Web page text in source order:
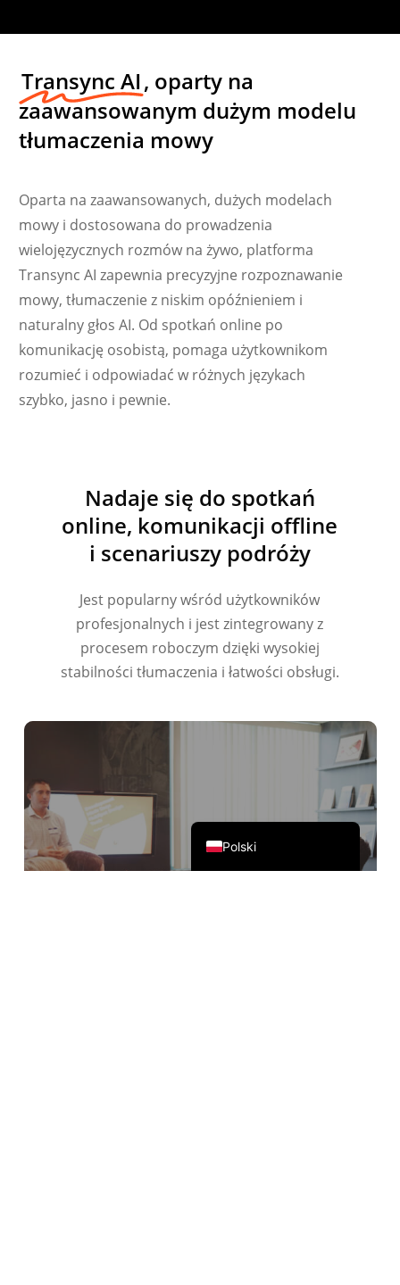
Transync AI, oparty na
zaawansowanym dużym modelu
tłumaczenia mowy
Oparta na zaawansowanych, dużych modelach
mowy i dostosowana do prowadzenia
wielojęzycznych rozmów na żywo, platforma
Transync AI zapewnia precyzyjne rozpoznawanie
mowy, tłumaczenie z niskim opóźnieniem i
naturalny głos AI. Od spotkań online po
komunikację osobistą, pomaga użytkownikom
rozumieć i odpowiadać w różnych językach
szybko, jasno i pewnie.
Nadaje się do spotkań
online, komunikacji offline
i scenariuszy podróży
Jest popularny wśród użytkowników
profesjonalnych i jest zintegrowany z
procesem roboczym dzięki wysokiej
stabilności tłumaczenia i łatwości obsługi.
Polski
한국어
Français
Español
Deutsch
Čeština
ไทย
繁體中文
Bahasa Indonesia
Tiếng Việt
Türkçe
Nederlands
Українська